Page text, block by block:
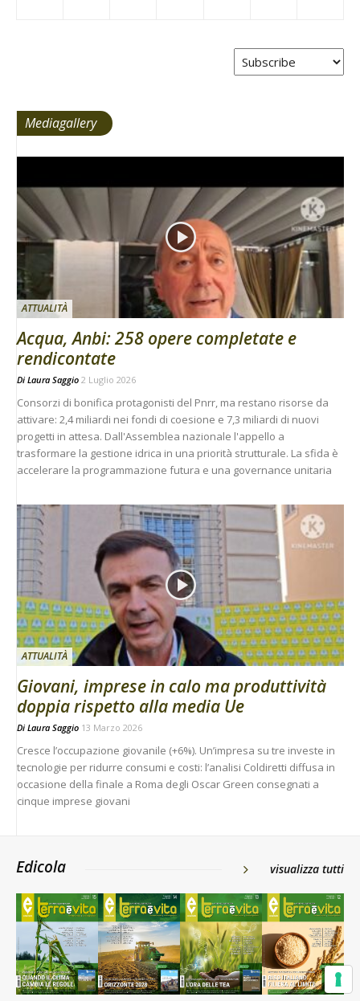
Mediagallery
ATTUALITÀ
Acqua, Anbi: 258 opere completate e
rendicontate
Di Laura Saggio 2 Luglio 2026
Consorzi di bonifica protagonisti del Pnrr, ma restano risorse da
attivare: 2,4 miliardi nei fondi di coesione e 7,3 miliardi di nuovi
progetti in attesa. Dall'Assemblea nazionale l'appello a
trasformare la gestione idrica in una priorità strutturale. La sfida è
accelerare la programmazione futura e una governance unitaria
ATTUALITÀ
Giovani, imprese in calo ma produttività
doppia rispetto alla media Ue
Di Laura Saggio 13 Marzo 2026
Cresce l’occupazione giovanile (+6%). Un’impresa su tre investe in
tecnologie per ridurre consumi e costi: l’analisi Coldiretti diffusa in
occasione della finale a Roma degli Oscar Green consegnati a
cinque imprese giovani
Edicola visualizza tutti